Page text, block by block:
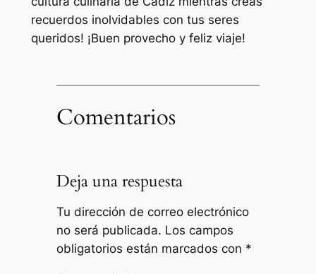
recuerdos inolvidables con tus seres
queridos! ¡Buen provecho y feliz viaje!
Comentarios
Deja una respuesta
Tu dirección de correo electrónico
no será publicada. Los campos
obligatorios están marcados con *